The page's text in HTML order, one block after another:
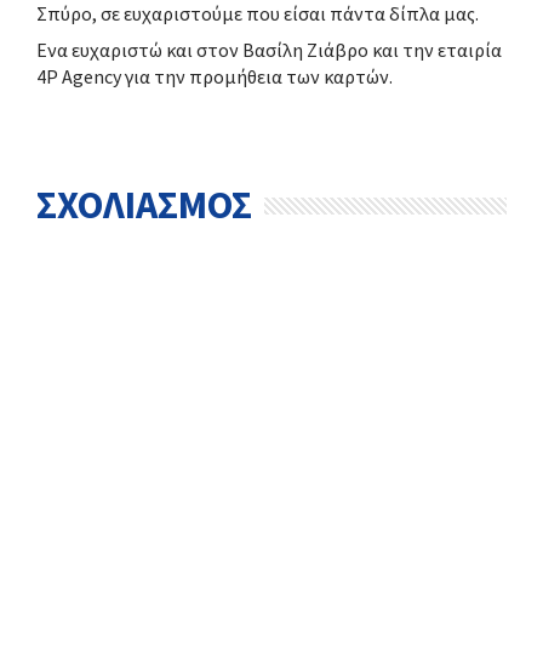
Σπύρο, σε ευχαριστούμε που είσαι πάντα δίπλα μας.
Ενα ευχαριστώ και στον Βασίλη Ζιάβρο και την εταιρία
4P Agency για την προμήθεια των καρτών.
ΣΧΟΛΙΑΣΜΟΣ